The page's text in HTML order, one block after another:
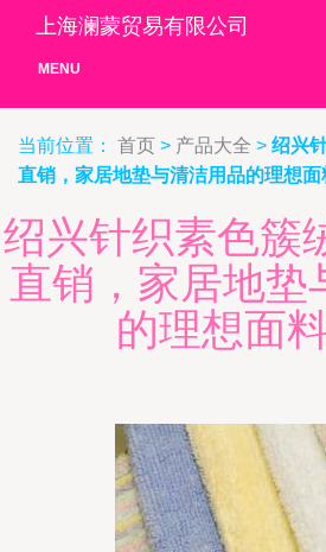
上海澜蒙贸易有限公司
MENU
当前位置： 首页 > 产品大全 > 绍兴
直销，家居地垫与清洁用品的理想面
绍兴针织素色簇
直销，家居地垫
的理想面